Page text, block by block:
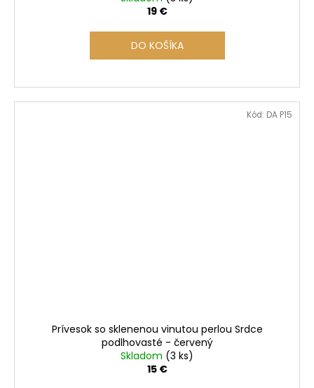
19 €
DO KOŠÍKA
Prívesok so sklenenou vinutou perlou Srdce
podlhovasté - červený
Skladom (3 ks)
15 €
Kód: DA P15